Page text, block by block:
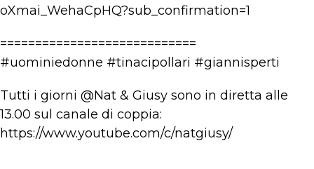
oXmai_WehaCpHQ?sub_confirmation=1
============================
#uominiedonne #tinacipollari #giannisperti
Tutti i giorni @Nat & Giusy sono in diretta alle
13.00 sul canale di coppia:
https://www.youtube.com/c/natgiusy/